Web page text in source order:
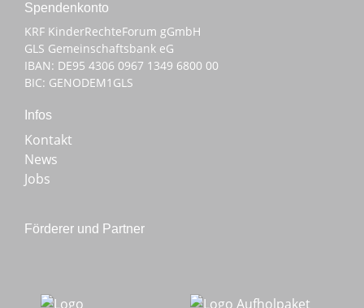
Spenden­konto
KRF KinderRechteForum gGmbH
GLS Gemeinschaftsbank eG
IBAN: DE95 4306 0967 1349 6800 00
BIC: GENODEM1GLS
Infos
Kontakt
News
Jobs
Förderer und Partner